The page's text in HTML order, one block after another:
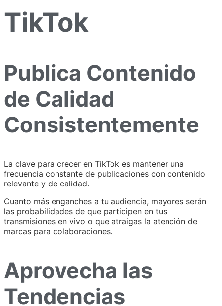
TikTok
Publica Contenido
de Calidad
Consistentemente
La clave para crecer en TikTok es mantener una
frecuencia constante de publicaciones con contenido
relevante y de calidad.
Cuanto más enganches a tu audiencia, mayores serán
las probabilidades de que participen en tus
transmisiones en vivo o que atraigas la atención de
marcas para colaboraciones.
Aprovecha las
Tendencias